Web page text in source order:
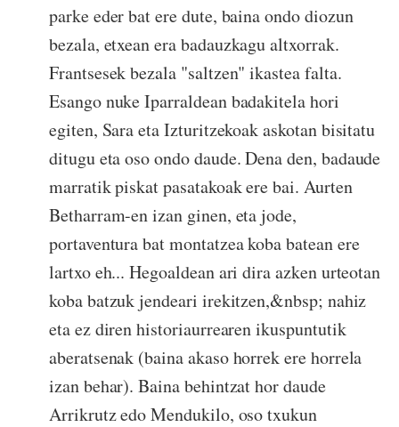
parke eder bat ere dute, baina ondo diozun
bezala, etxean era badauzkagu altxorrak.
Frantsesek bezala "saltzen" ikastea falta.
Esango nuke Iparraldean badakitela hori
egiten, Sara eta Izturitzekoak askotan bisitatu
ditugu eta oso ondo daude. Dena den, badaude
marratik piskat pasatakoak ere bai. Aurten
Betharram-en izan ginen, eta jode,
portaventura bat montatzea koba batean ere
lartxo eh... Hegoaldean ari dira azken urteotan
koba batzuk jendeari irekitzen,&nbsp; nahiz
eta ez diren historiaurrearen ikuspuntutik
aberatsenak (baina akaso horrek ere horrela
izan behar). Baina behintzat hor daude
Arrikrutz edo Mendukilo, oso txukun